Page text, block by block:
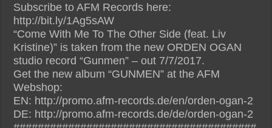
Subscribe to AFM Records here:
http://bit.ly/1Ag5sAW
“Come With Me To The Other Side (feat. Liv
Kristine)” is taken from the new ORDEN OGAN
studio record “Gunmen” – out 7/7/2017.
Get the new album “GUNMEN” at the AFM
Webshop:
EN: http://promo.afm-records.de/en/orden-ogan-2
DE: http://promo.afm-records.de/de/orden-ogan-2